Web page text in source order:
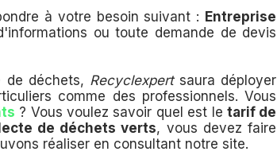
à votre besoin suivant : Entreprise
ou toute demande de devis
de déchets, Recyclexpertsaura déployer
comme des professionnels. Vous
? Vous voulez savoir quel est le tarif de
de déchets verts, vous devez faire
réaliser en consultant notre site.